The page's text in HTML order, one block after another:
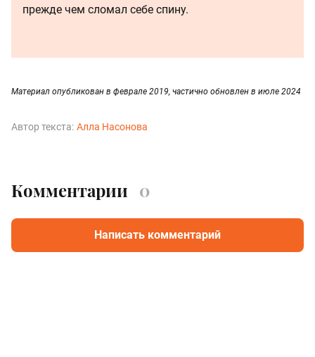
прежде чем сломал себе спину.
Материал опубликован в феврале 2019, частично обновлен в июле 2024
Автор текста: Алла Насонова
Комментарии 0
Написать комментарий